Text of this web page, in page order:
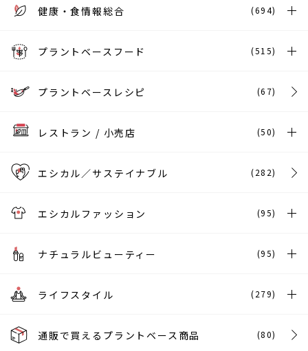
健康・食情報総合 (694)
プラントベースフード (515)
プラントベースレシピ (67)
レストラン / 小売店 (50)
エシカル／サステイナブル (282)
エシカルファッション (95)
ナチュラルビューティー (95)
ライフスタイル (279)
通販で買えるプラントベース商品 (80)